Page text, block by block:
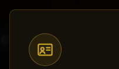
Saltar
contenido
principal
Envíos a todo el